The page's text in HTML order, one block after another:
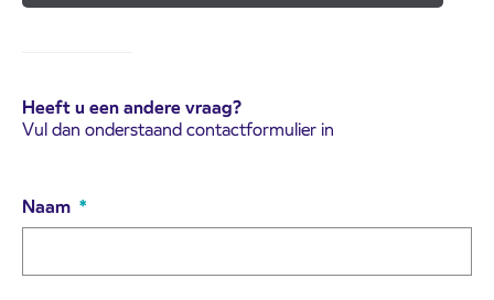
Heeft u een andere vraag?
Vul dan onderstaand contactformulier in
Naam *